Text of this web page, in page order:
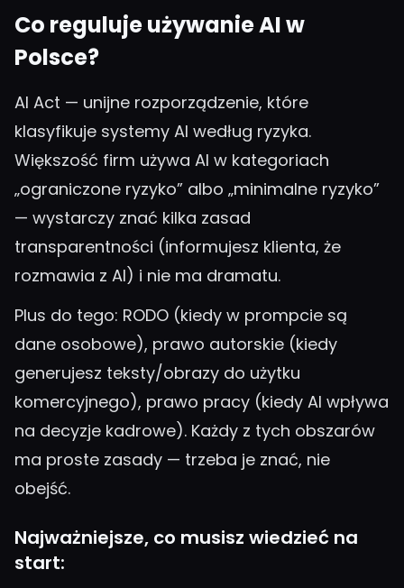
Co reguluje używanie AI w
Polsce?
AI Act — unijne rozporządzenie, które
klasyfikuje systemy AI według ryzyka.
Większość firm używa AI w kategoriach
„ograniczone ryzyko” albo „minimalne ryzyko”
— wystarczy znać kilka zasad
transparentności (informujesz klienta, że
rozmawia z AI) i nie ma dramatu.
Plus do tego: RODO (kiedy w prompcie są
dane osobowe), prawo autorskie (kiedy
generujesz teksty/obrazy do użytku
komercyjnego), prawo pracy (kiedy AI wpływa
na decyzje kadrowe). Każdy z tych obszarów
ma proste zasady — trzeba je znać, nie
obejść.
Najważniejsze, co musisz wiedzieć na
start: